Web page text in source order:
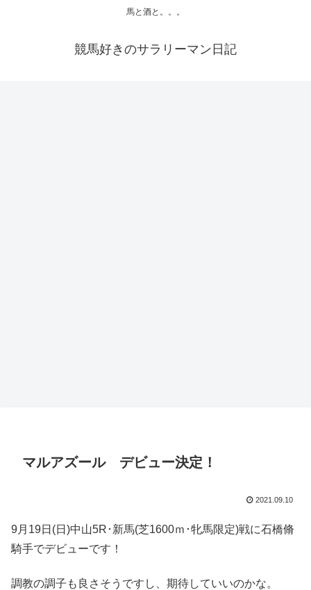
馬と酒と。。。
競馬好きのサラリーマン日記
マルアズール デビュー決定！
2021.09.10
9月19日(日)中山5R･新馬(芝1600ｍ･牝馬限定)戦に石橋脩
騎手でデビューです！
調教の調子も良さそうですし、期待していいのかな。